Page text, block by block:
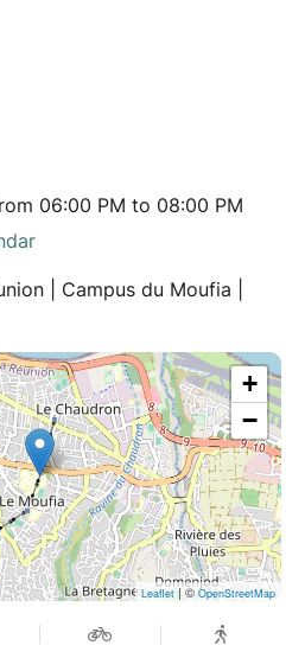
06:00 PM to 08:00 PM
| Campus du Moufia |
+
−
Leaflet| ©OpenStreetMap